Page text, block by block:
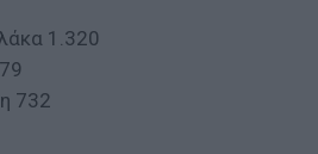
1.320
732